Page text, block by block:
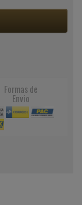
Formas de
Envio